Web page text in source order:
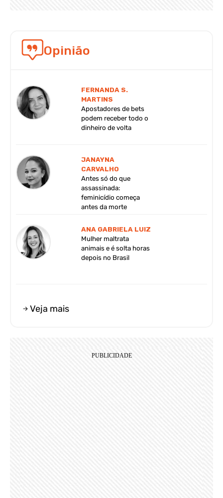
Opinião
FERNANDA S.
MARTINS
Apostadores de bets
podem receber todo o
dinheiro de volta
JANAYNA
CARVALHO
Antes só do que
assassinada:
feminicídio começa
antes da morte
ANA GABRIELA LUIZ
Mulher maltrata
animais e é solta horas
depois no Brasil
Veja mais